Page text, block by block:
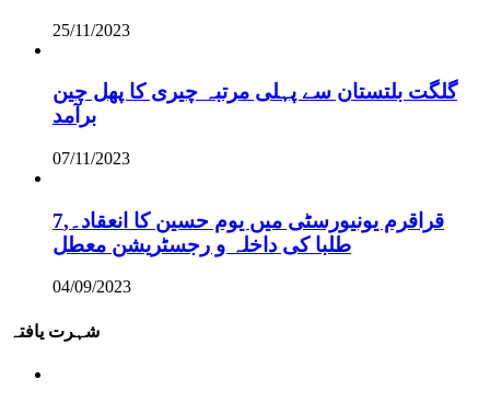
25/11/2023
گلگت بلتستان سے پہلی مرتبہ چیری کا پھل چین
برآمد
07/11/2023
قراقرم یونیورسٹی میں یوم حسین کا انعقاد۔,7
طلبا کی داخلہ و رجسٹریشن معطل
04/09/2023
شہرت یافتہ